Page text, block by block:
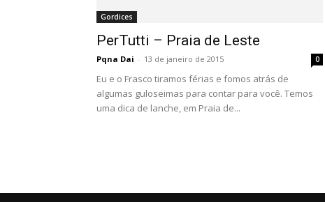
Gordices
PerTutti – Praia de Leste
Pqna Dai - 13 de janeiro de 2015 0
Eu e o Frasco tiramos férias e fomos atrás de
algumas guloseimas para contar para você. Temos
uma dica de lanche, em Praia de...